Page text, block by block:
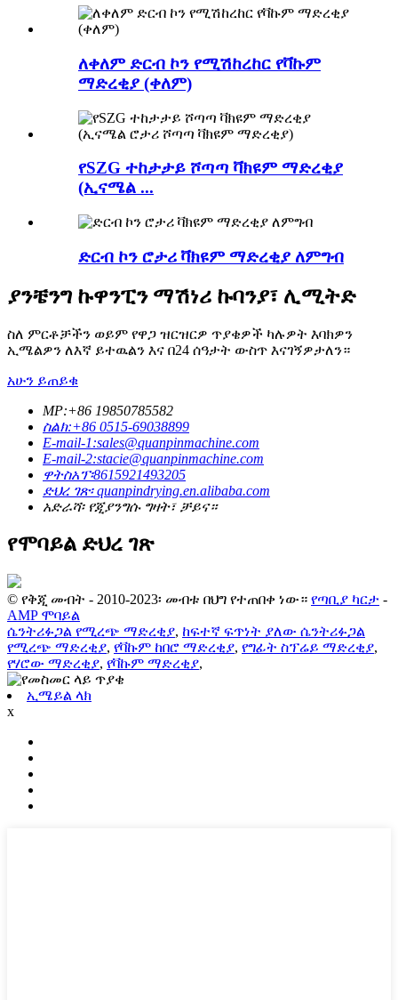
ለቀለም ድርብ ኮን የሚሽከረከር የቫኩም
ማድረቂያ (ቀለም)
የSZG ተከታታይ ሾጣጣ ቫክዩም ማድረቂያ
(ኢናሜል ...
ድርብ ኮን ሮታሪ ቫክዩም ማድረቂያ ለምግብ
ያንቼንግ ኩዋንፒን ማሽነሪ ኩባንያ፣ ሊሚትድ
ስለ ምርቶቻችን ወይም የዋጋ ዝርዝርዎ ጥያቄዎች ካሉዎት እባክዎን
ኢሜልዎን ለእኛ ይተዉልን እና በ24 ሰዓታት ውስጥ እናገኝዎታለን።
አሁን ይጠይቁ
MP:+86 19850785582
ስልክ:+86 0515-69038899
E-mail-1:sales@quanpinmachine.com
E-mail-2:stacie@quanpinmachine.com
ዋትስአፕ፡8615921493205
ድህረ ገጽ፡ quanpindrying.en.alibaba.com
አድራሻ፡ የጂያንግሱ ግዛት፣ ቻይና።
የሞባይል ድህረ ገጽ
© የቅጂ መብት - 2010-2023፡ መብቱ በህግ የተጠበቀ ነው። የጣቢያ ካርታ -
AMP ሞባይል
ሴንትሪፉጋል የሚረጭ ማድረቂያ, ከፍተኛ ፍጥነት ያለው ሴንትሪፉጋል
የሚረጭ ማድረቂያ, የቫኩም ከበሮ ማድረቂያ, የግፊት ስፕሬይ ማድረቂያ,
የሃሮው ማድረቂያ, የቫኩም ማድረቂያ,
ኢሜይል ላክ
x